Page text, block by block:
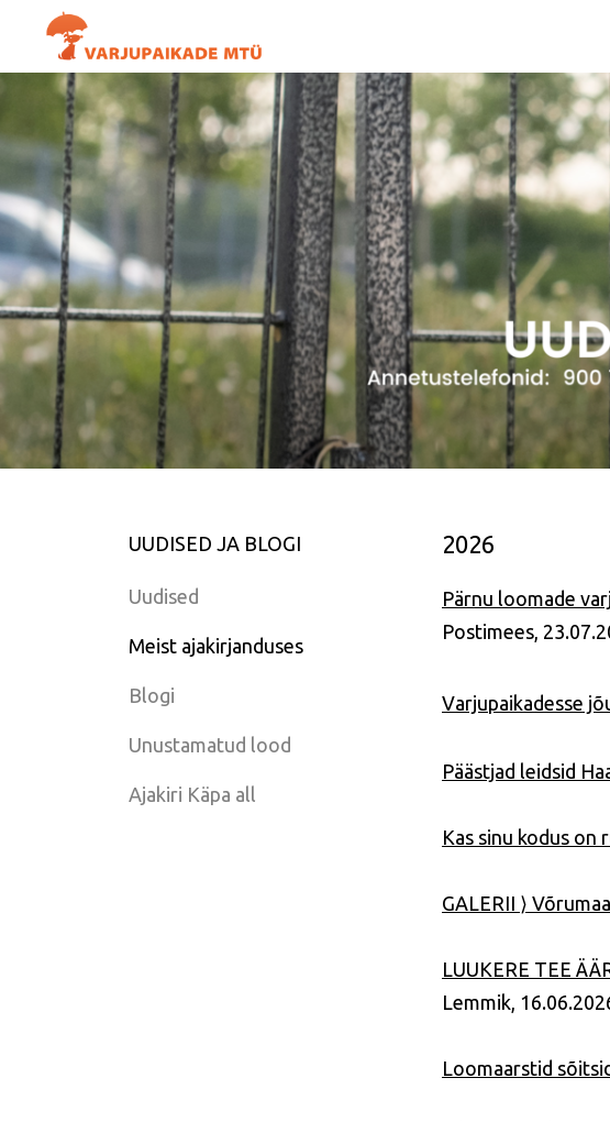
UUDISED JA BLOGI
Uudised
Meist ajakirjanduses
Blogi
Unustamatud lood
Ajakiri Käpa all
2026
Pärnu loomade
Postimees,
Varjupaikadesse
Päästjad leidsid
Kas sinu kodus on
GALERII ⟩
LUUKERE TEE
Lemmik,
Loomaarstid